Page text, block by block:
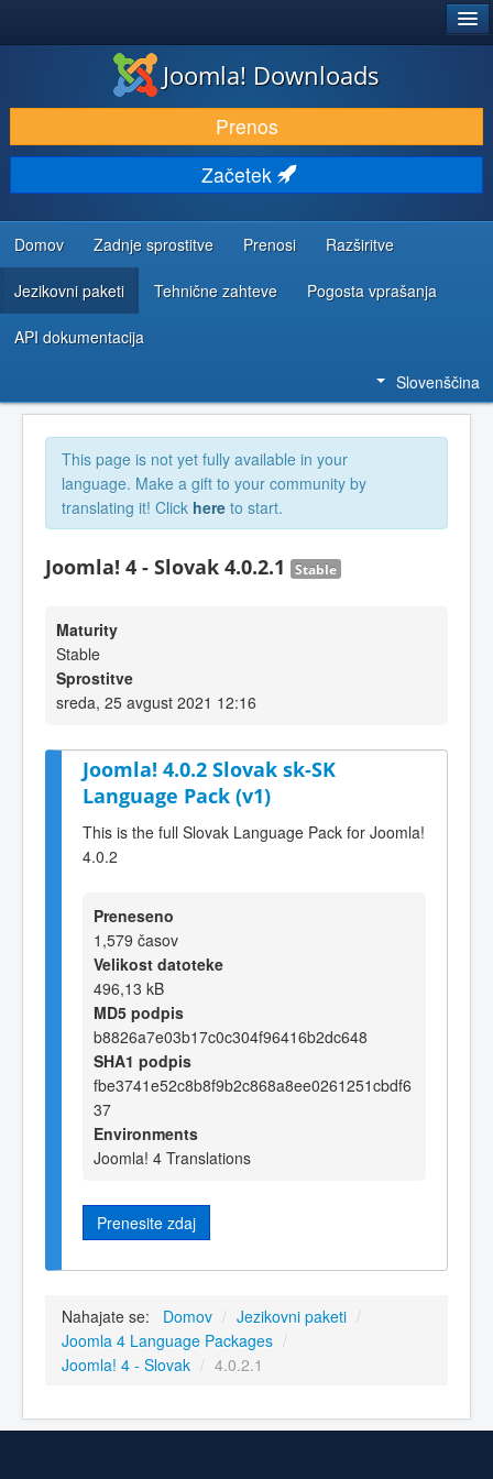
PRENESI IN RAZŠIRI
ODKRIJTE & IZVEJTE
SKUPNOST IN PODPORA
VIRI ZA RAZVIJALCE
Joomla! Downloads
Prenos
Začetek
Domov Zadnje sprostitve Prenosi Razširitve
Jezikovni paketi Tehnične zahteve Pogosta vprašanja
API dokumentacija
Slovenščina
This page is not yet fully available in your
language. Make a gift to your community by
translating it! Click here to start.
Joomla! 4 - Slovak 4.0.2.1 Stable
Maturity
Stable
Sprostitve
sreda, 25 avgust 2021 12:16
Joomla! 4.0.2 Slovak sk-SK
Language Pack (v1)
This is the full Slovak Language Pack for Joomla!
4.0.2
Preneseno
1,579 časov
Velikost datoteke
496,13 kB
MD5 podpis
b8826a7e03b17c0c304f96416b2dc648
SHA1 podpis
fbe3741e52c8b8f9b2c868a8ee0261251cbdf6
37
Environments
Joomla! 4 Translations
Prenesite zdaj
Nahajate se: Domov / Jezikovni paketi /
Joomla 4 Language Packages /
Joomla! 4 - Slovak / 4.0.2.1